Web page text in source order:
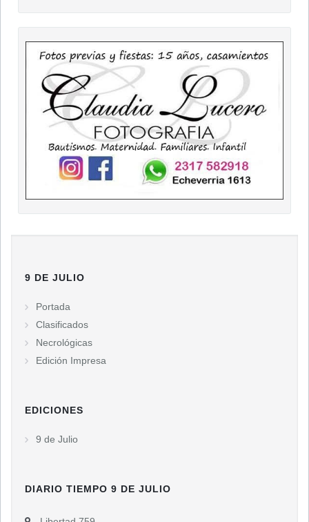
9 DE JULIO
Portada
Clasificados
Necrológicas
Edición Impresa
EDICIONES
9 de Julio
DIARIO TIEMPO 9 DE JULIO